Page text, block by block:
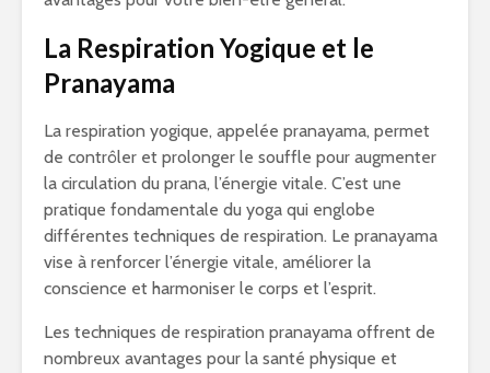
La Respiration Yogique et le
Pranayama
La respiration yogique, appelée pranayama, permet
de contrôler et prolonger le souffle pour augmenter
la circulation du prana, l’énergie vitale. C’est une
pratique fondamentale du yoga qui englobe
différentes techniques de respiration. Le pranayama
vise à renforcer l’énergie vitale, améliorer la
conscience et harmoniser le corps et l’esprit.
Les techniques de respiration pranayama offrent de
nombreux avantages pour la santé physique et